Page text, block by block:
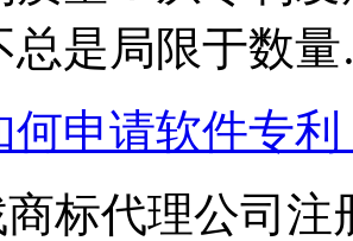
总是局限于数
何申请软件专利
标代理公司注